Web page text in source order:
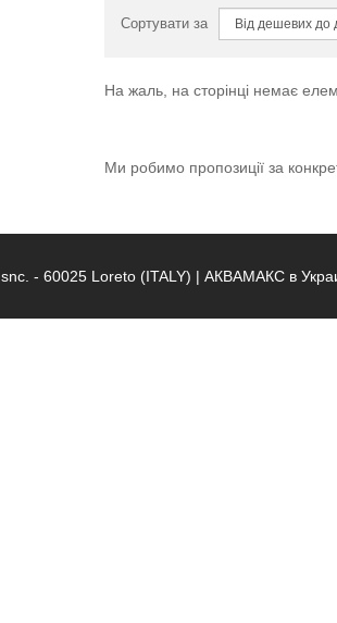
Сортувати за
На жаль, на сторінці немає
Ми робимо пропозиції за
- 60025 Loreto (ITALY) | АКВАМАКС в